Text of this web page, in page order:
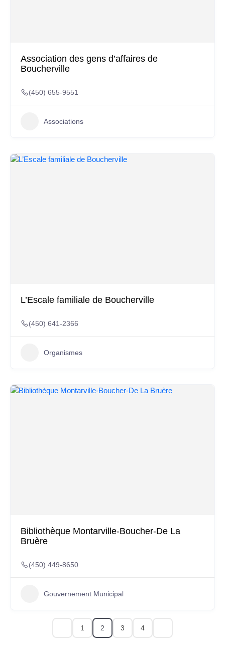
Association des gens d’affaires de
Boucherville
(450) 655-9551
Associations
L’Escale familiale de Boucherville
(450) 641-2366
Organismes
Bibliothèque Montarville-Boucher-De La
Bruère
(450) 449-8650
Gouvernement Municipal
1 2 3 4